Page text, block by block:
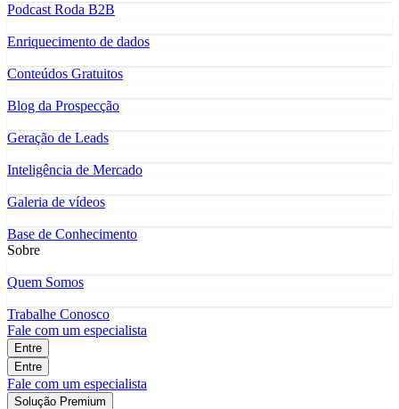
Podcast Roda B2B
Enriquecimento de dados
Conteúdos Gratuitos
Blog da Prospecção
Geração de Leads
Inteligência de Mercado
Galeria de vídeos
Base de Conhecimento
Sobre
Quem Somos
Trabalhe Conosco
Fale com um especialista
Entre
Entre
Fale com um especialista
Solução Premium